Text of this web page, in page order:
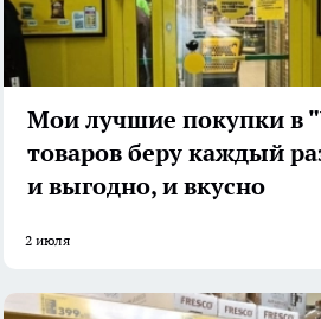
Мои лучшие покупки в
товаров беру каждый
и выгодно, и вкусно
2 июля